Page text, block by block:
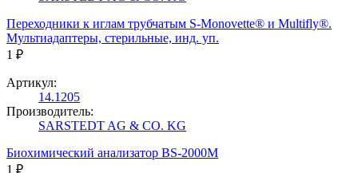
Переходники к иглам трубчатым S-Monovette® и Multifly®.
Мультиадаптеры, стерильные, инд. уп.
1 ₽
Артикул:
14.1205
Производитель:
SARSTEDT AG & CO. KG
Биохимический анализатор BS-2000M
1 ₽